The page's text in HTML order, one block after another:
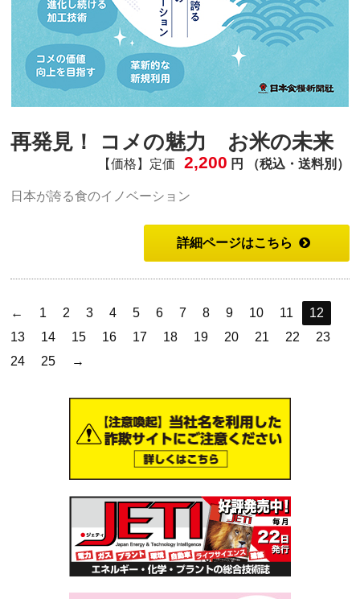
再発見！ コメの魅力 お米の未来
【価格】定価 2,200 円 （税込・送料別）
日本が誇る食のイノベーション
詳細ページはこちら
← 1 2 3 4 5 6 7 8 9 10 11
12
13
14 15 16 17 18 19 20 21 22
23
24
25 →